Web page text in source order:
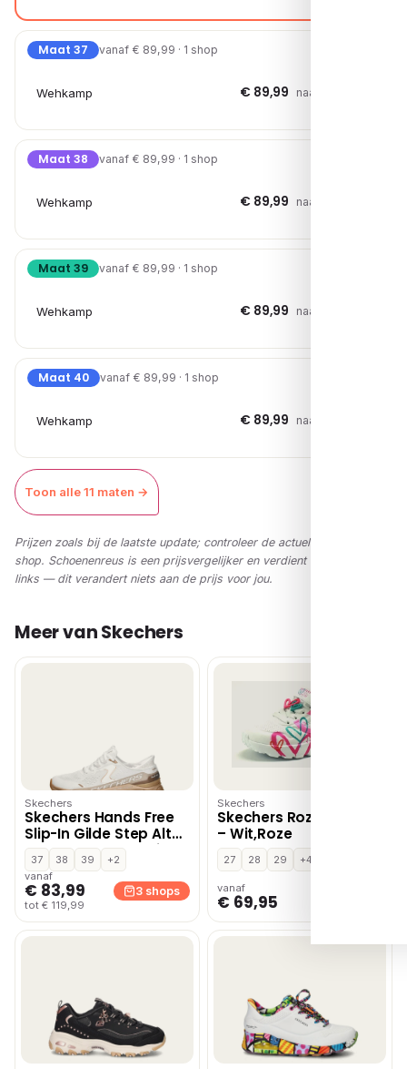
Maat 37 vanaf € 89,99 · 1 shop
Wehkamp € 89,99 naar shop →
Maat 38 vanaf € 89,99 · 1 shop
Wehkamp € 89,99 naar shop →
Maat 39 vanaf € 89,99 · 1 shop
Wehkamp € 89,99 naar shop →
Maat 40 vanaf € 89,99 · 1 shop
Wehkamp € 89,99 naar shop →
Toon alle 11 maten →
Prijzen zoals bij de laatste update; controleer de actuele prijs in de
shop. Schoenenreus is een prijsvergelijker en verdient via affiliate-
links — dit verandert niets aan de prijs voor jou.
Meer van Skechers
Skechers
Skechers Hands Free
Slip-In Gilde Step Altus
lage sneakers – Wit
37 38 39
+2
vanaf
€ 83,99
tot € 119,99
3 shops
Skechers
Skechers Roze SKR46
– Wit,Roze
27 28 29 +4
vanaf
€ 69,95